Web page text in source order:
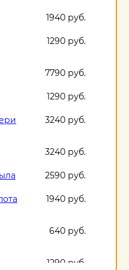
1940 руб.
1290 руб.
7790 руб.
1290 руб.
3240 руб.
3240 руб.
2590 руб.
1940 руб.
640 руб.
1290 руб.